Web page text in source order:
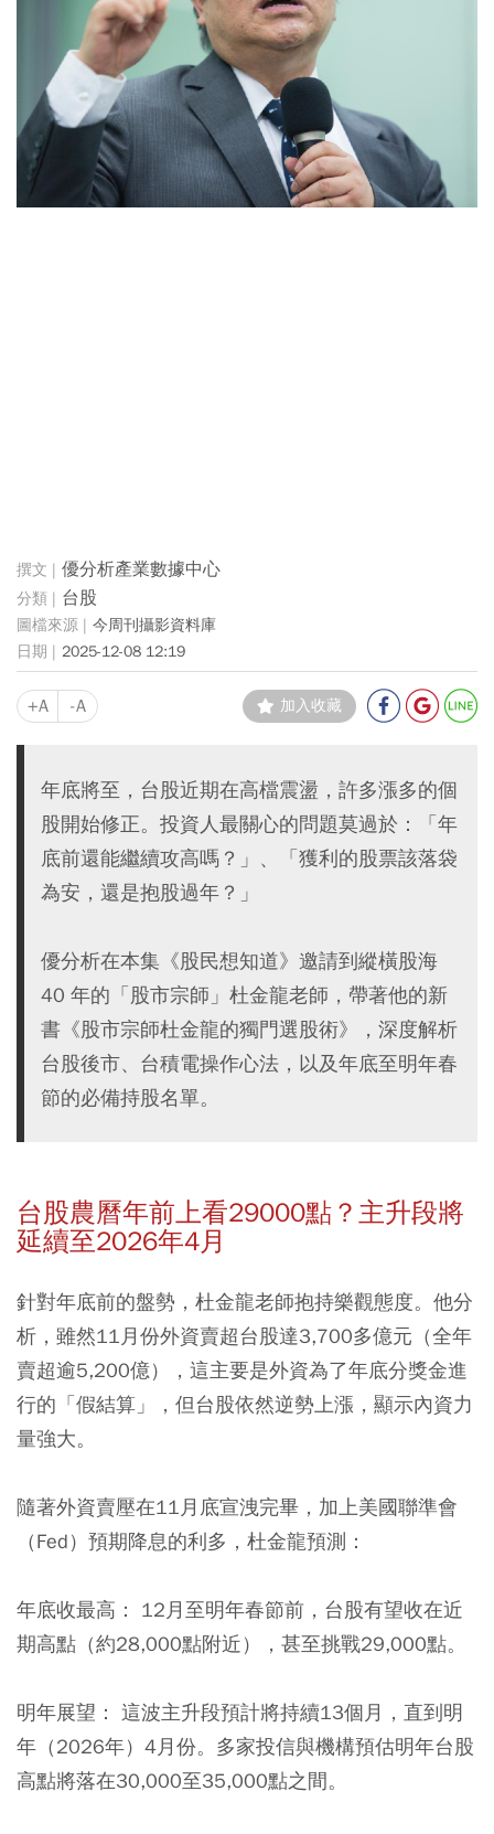
優分析產業數據中心
台股
今周刊攝影資料庫
2025-12-08 12:19
+A -A 加入收藏
年底將至，台股近期在高檔震盪，許多漲多的個
股開始修正。投資人最關心的問題莫過於：「年
底前還能繼續攻高嗎？」、「獲利的股票該落袋
為安，還是抱股過年？」
優分析在本集《股民想知道》邀請到縱橫股海
40 年的「股市宗師」杜金龍老師，帶著他的新
書《股市宗師杜金龍的獨門選股術》，深度解析
台股後市、台積電操作心法，以及年底至明年春
節的必備持股名單。
台股農曆年前上看29000點？主升段將
延續至2026年4月
針對年底前的盤勢，杜金龍老師抱持樂觀態度。他分
析，雖然11月份外資賣超台股達3,700多億元（全年
賣超逾5,200億），這主要是外資為了年底分獎金進
行的「假結算」，但台股依然逆勢上漲，顯示內資力
量強大。
隨著外資賣壓在11月底宣洩完畢，加上美國聯準會
（Fed）預期降息的利多，杜金龍預測：
年底收最高：
12月至明年春節前，台股有望收在近
期高點（約28,000點附近），甚至挑戰29,000點。
明年展望： 這波主升段預計將持續13個月，直到明
年（2026年）4月份。多家投信與機構預估明年台股
高點將落在30,000至35,000點之間。